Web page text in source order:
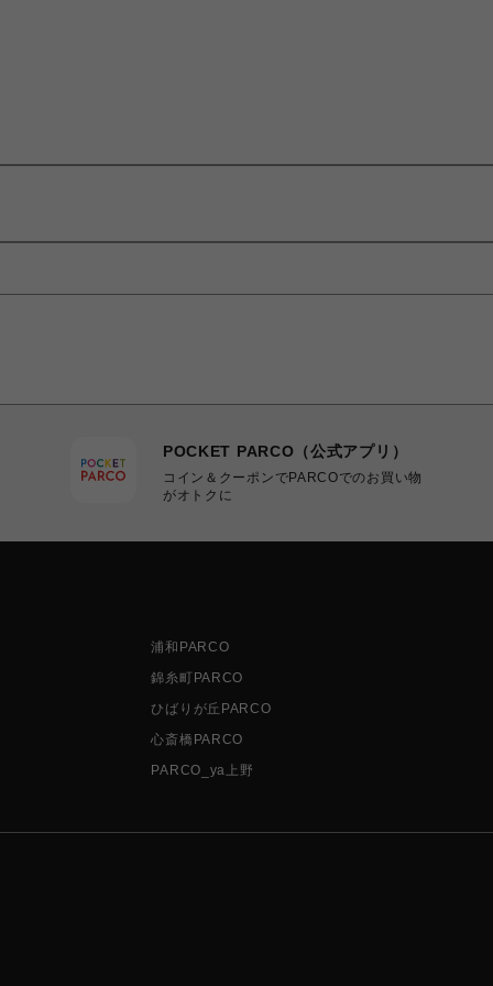
POCKET PARCO（公式アプリ）
コイン＆クーポンでPARCOでのお買い物
がオトクに
浦和PARCO
錦糸町PARCO
ひばりが丘PARCO
心斎橋PARCO
PARCO_ya上野